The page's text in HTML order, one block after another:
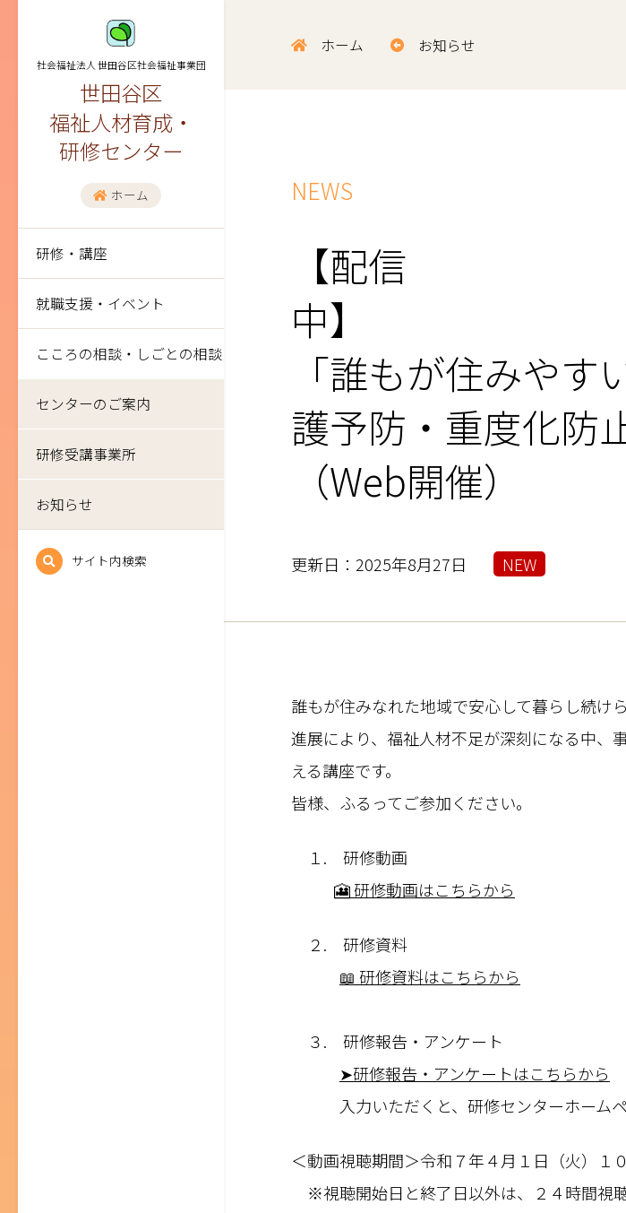
社会福祉法人 世田谷区社会福祉事業団
世田谷区
福祉人材育成・
研修センター
ホーム
研修・講座
就職支援・イベント
こころの相談・しごとの相談
センターのご案内
研修受講事業所
お知らせ
サイト内検索
ホーム お知らせ
NEWS
【配信
「誰もが住みや
護予防・重度化防
（Web開催）
更新日：2025年8月27日 NEW
誰もが住みなれた地域で安心して暮らし続け
進展により、福祉人材不足が深刻になる中、
える講座です。
皆様、ふるってご参加ください。
１. 研修動画
🎦 研修動画はこちらから
２. 研修資料
📖 研修資料はこちらから
３. 研修報告・アンケート
➤研修報告・アンケートはこちらから
入力いただくと、研修センターホームペ
＜動画視聴期間＞令和７年４月１日（火）１
※視聴開始日と終了日以外は、２４時間視聴